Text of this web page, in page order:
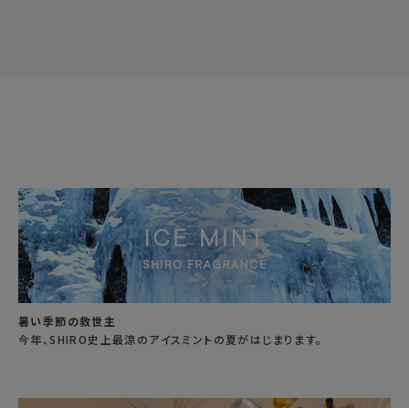
暑い季節の救世主
今年、SHIRO史上最涼のアイスミントの夏がはじまります。